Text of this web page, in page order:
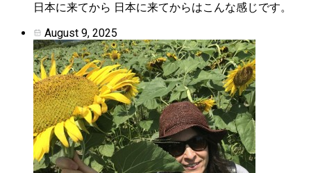
日本に来てから 日本に来てからはこんな感じです。
August 9, 2025